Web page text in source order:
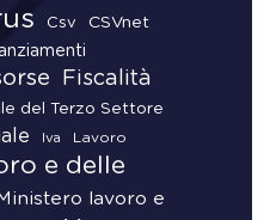
Csv CSVnet
Fiscalità
del Terzo Settore
Iva Lavoro
e delle
Ministero lavoro e